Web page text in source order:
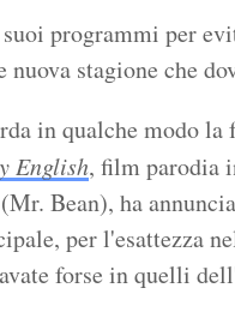
programmi per
stagione che
in qualche modo la
English, film parodia
(Mr. Bean), ha
per l'esattezza
forse in quelli